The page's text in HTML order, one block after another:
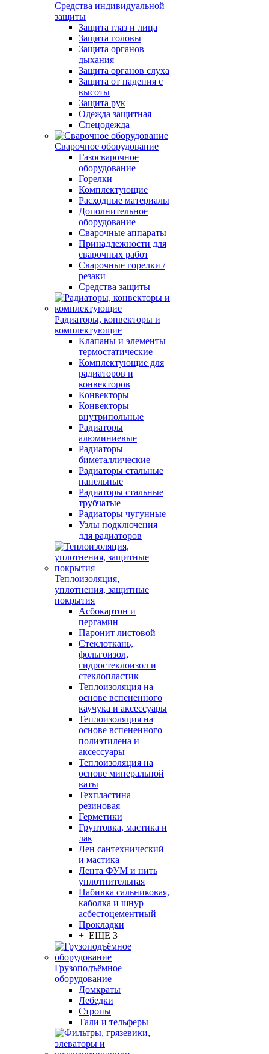
Средства индивидуальной
защиты
Защита глаз и лица
Защита головы
Защита органов
дыхания
Защита органов слуха
Защита от падения с
высоты
Защита рук
Одежда защитная
Спецодежда
Сварочное оборудование
Газосварочное
оборудование
Горелки
Комплектующие
Расходные материалы
Дополнительное
оборудование
Сварочные аппараты
Принадлежности для
сварочных работ
Сварочные горелки /
резаки
Средства защиты
Радиаторы, конвекторы и
комплектующие
Клапаны и элементы
термостатические
Комплектующие для
радиаторов и
конвекторов
Конвекторы
Конвекторы
внутрипольные
Радиаторы
алюминиевые
Радиаторы
биметаллические
Радиаторы стальные
панельные
Радиаторы стальные
трубчатые
Радиаторы чугунные
Узлы подключения
для радиаторов
Теплоизоляция,
уплотнения, защитные
покрытия
Асбокартон и
пергамин
Паронит листовой
Стеклоткань,
фольгоизол,
гидростеклоизол и
стеклопластик
Теплоизоляция на
основе вспененного
каучука и аксессуары
Теплоизоляция на
основе вспененного
полиэтилена и
аксессуары
Теплоизоляция на
основе минеральной
ваты
Техпластина
резиновая
Герметики
Грунтовка, мастика и
лак
Лен сантехнический
и мастика
Лента ФУМ и нить
уплотнительная
Набивка сальниковая,
каболка и шнур
асбестоцементный
Прокладки
+ ЕЩЕ 3
Грузоподъёмное
оборудование
Домкраты
Лебедки
Стропы
Тали и тельферы